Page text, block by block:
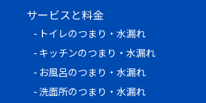
サービスと料金
トイレのつまり・水漏れ
キッチンのつまり・水漏れ
お風呂のつまり・水漏れ
洗面所のつまり・水漏れ